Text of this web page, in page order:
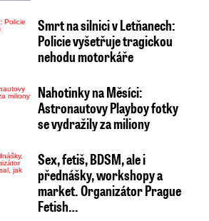
Smrt na silnici v Letňanech:
Policie vyšetřuje tragickou
nehodu motorkáře
Nahotinky na Měsíci:
Astronautovy Playboy fotky
se vydražily za miliony
Sex, fetiš, BDSM, ale i
přednášky, workshopy a
market. Organizátor Prague
Fetish…